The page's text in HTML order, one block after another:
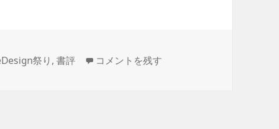
祭り ,書評 Software Design 1995年7月号 に
コメントを残す